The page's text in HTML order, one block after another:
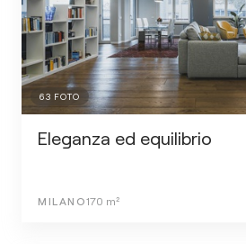
63 FOTO
Eleganza ed equilibrio
MILANO170 m²